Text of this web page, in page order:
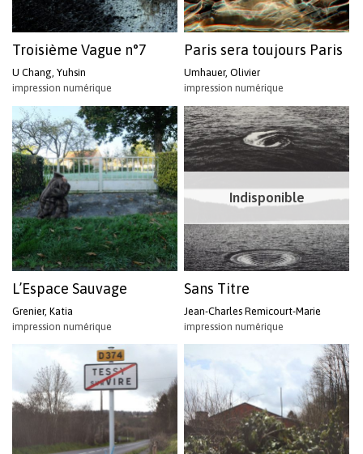
Troisième Vague n°7
U Chang, Yuhsin
impression numérique
Paris sera toujours Paris
Umhauer, Olivier
impression numérique
L’Espace Sauvage
Grenier, Katia
impression numérique
Indisponible
Sans Titre
Jean-Charles Remicourt-Marie
impression numérique